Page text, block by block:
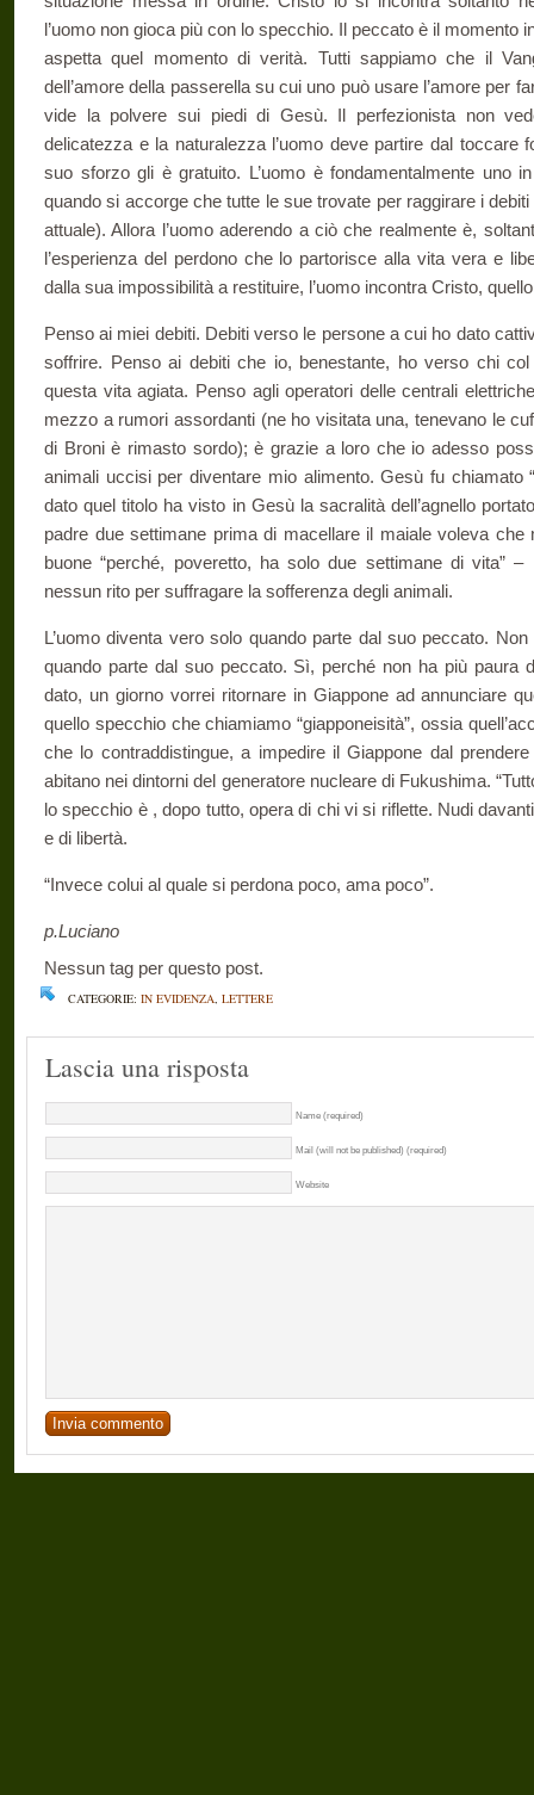
l’uomo non gioca più con lo specchio. Il peccato è il momento
aspetta quel momento di verità. Tutti sappiamo che il
dell’amore della passerella su cui uno può usare l’amore per
vide la polvere sui piedi di Gesù. Il perfezionista non
delicatezza e la naturalezza l’uomo deve partire dal toccare
suo sforzo gli è gratuito. L’uomo è fondamentalmente uno
quando si accorge che tutte le sue trovate per raggirare i
attuale). Allora l’uomo aderendo a ciò che realmente è,
l’esperienza del perdono che lo partorisce alla vita vera e
dalla sua impossibilità a restituire, l’uomo incontra Cristo,
Penso ai miei debiti. Debiti verso le persone a cui ho dato
soffrire. Penso ai debiti che io, benestante, ho verso chi
questa vita agiata. Penso agli operatori delle centrali
mezzo a rumori assordanti (ne ho visitata una, tenevano le
di Broni è rimasto sordo); è grazie a loro che io adesso
animali uccisi per diventare mio alimento. Gesù fu chiamato
dato quel titolo ha visto in Gesù la sacralità dell’agnello
padre due settimane prima di macellare il maiale voleva
buone “perché, poveretto, ha solo due settimane di vita”
nessun rito per suffragare la sofferenza degli animali.
L’uomo diventa vero solo quando parte dal suo peccato.
quando parte dal suo peccato. Sì, perché non ha più paura
dato, un giorno vorrei ritornare in Giappone ad annunciare
quello specchio che chiamiamo “giapponeisità”, ossia
che lo contraddistingue, a impedire il Giappone dal
abitano nei dintorni del generatore nucleare di Fukushima.
lo specchio è , dopo tutto, opera di chi vi si riflette. Nudi
e di libertà.
“Invece colui al quale si perdona poco, ama poco”.
p.Luciano
Nessun tag per questo post.
CATEGORIE: IN EVIDENZA, LETTERE
Lascia una risposta
Name (required)
Mail (will not be published) (required)
Website